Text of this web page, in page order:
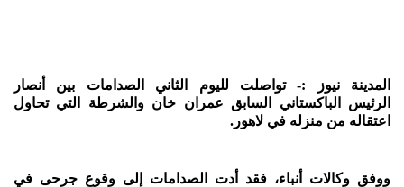
المدينة نيوز :- تواصلت لليوم الثاني الصدامات بين أنصار
الرئيس الباكستاني السابق عمران خان والشرطة التي تحاول
اعتقاله من منزله في لاهور.
ووفق وكالات أنباء، فقد أدت الصدامات إلى وقوع جرحى في